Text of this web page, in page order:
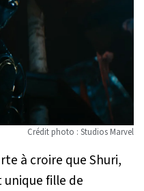
Crédit photo : Studios Marvel
à croire que Shuri,
unique fille de